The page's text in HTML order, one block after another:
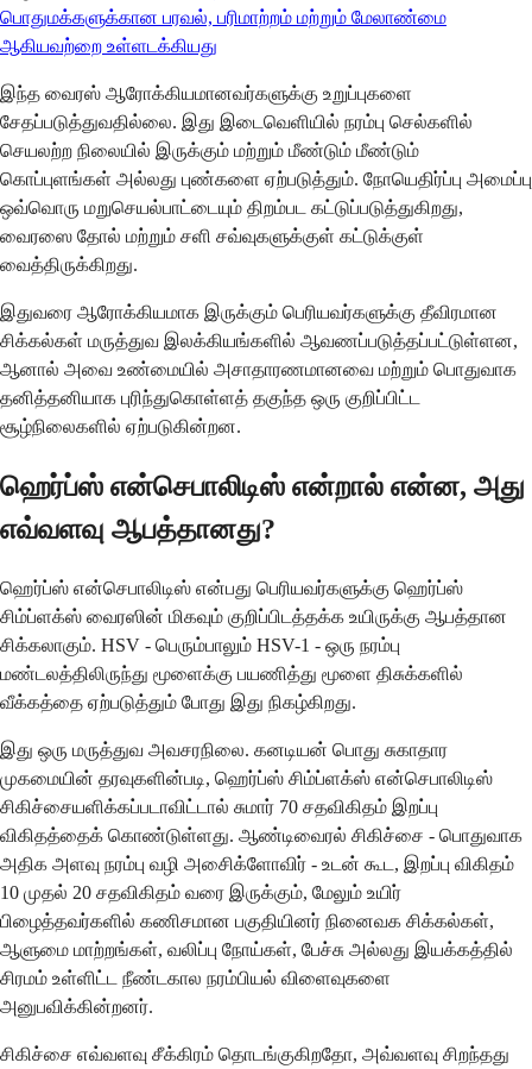
பொதுமக்களுக்கான பரவல், பரிமாற்றம் மற்றும் மேலாண்மை
ஆகியவற்றை உள்ளடக்கியது
இந்த வைரஸ் ஆரோக்கியமானவர்களுக்கு உறுப்புகளை
சேதப்படுத்துவதில்லை. இது இடைவெளியில் நரம்பு செல்களில்
செயலற்ற நிலையில் இருக்கும் மற்றும் மீண்டும் மீண்டும்
கொப்புளங்கள் அல்லது புண்களை ஏற்படுத்தும். நோயெதிர்ப்பு அமைப்பு
ஒவ்வொரு மறுசெயல்பாட்டையும் திறம்பட கட்டுப்படுத்துகிறது,
வைரஸை தோல் மற்றும் சளி சவ்வுகளுக்குள் கட்டுக்குள்
வைத்திருக்கிறது.
இதுவரை ஆரோக்கியமாக இருக்கும் பெரியவர்களுக்கு தீவிரமான
சிக்கல்கள் மருத்துவ இலக்கியங்களில் ஆவணப்படுத்தப்பட்டுள்ளன,
ஆனால் அவை உண்மையில் அசாதாரணமானவை மற்றும் பொதுவாக
தனித்தனியாக புரிந்துகொள்ளத் தகுந்த ஒரு குறிப்பிட்ட
சூழ்நிலைகளில் ஏற்படுகின்றன.
ஹெர்ப்ஸ் என்செபாலிடிஸ் என்றால் என்ன, அது
எவ்வளவு ஆபத்தானது?
ஹெர்ப்ஸ் என்செபாலிடிஸ் என்பது பெரியவர்களுக்கு ஹெர்ப்ஸ்
சிம்ப்ளக்ஸ் வைரஸின் மிகவும் குறிப்பிடத்தக்க உயிருக்கு ஆபத்தான
சிக்கலாகும். HSV - பெரும்பாலும் HSV-1 - ஒரு நரம்பு
மண்டலத்திலிருந்து மூளைக்கு பயணித்து மூளை திசுக்களில்
வீக்கத்தை ஏற்படுத்தும் போது இது நிகழ்கிறது.
இது ஒரு மருத்துவ அவசரநிலை. கனடியன் பொது சுகாதார
முகமையின் தரவுகளின்படி, ஹெர்ப்ஸ் சிம்ப்ளக்ஸ் என்செபாலிடிஸ்
சிகிச்சையளிக்கப்படாவிட்டால் சுமார் 70 சதவிகிதம் இறப்பு
விகிதத்தைக் கொண்டுள்ளது. ஆண்டிவைரல் சிகிச்சை - பொதுவாக
அதிக அளவு நரம்பு வழி அசிைக்ளோவிர் - உடன் கூட, இறப்பு விகிதம்
10 முதல் 20 சதவிகிதம் வரை இருக்கும், மேலும் உயிர்
பிழைத்தவர்களில் கணிசமான பகுதியினர் நினைவக சிக்கல்கள்,
ஆளுமை மாற்றங்கள், வலிப்பு நோய்கள், பேச்சு அல்லது இயக்கத்தில்
சிரமம் உள்ளிட்ட நீண்டகால நரம்பியல் விளைவுகளை
அனுபவிக்கின்றனர்.
சிகிச்சை எவ்வளவு சீக்கிரம் தொடங்குகிறதோ, அவ்வளவு சிறந்தது